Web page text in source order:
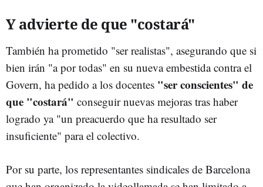
Y advierte de que "costará"
También ha prometido "ser realistas", asegurando que si
bien irán "a por todas" en su nueva embestida contra el
Govern, ha pedido a los docentes "ser conscientes" de
que "costará" conseguir nuevas mejoras tras haber
logrado ya "un preacuerdo que ha resultado ser
insuficiente" para el colectivo.
Por su parte, los representantes sindicales de Barcelona